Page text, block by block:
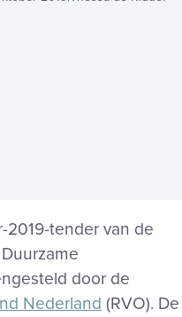
2019-tender van de
door de
Nederland (RVO). De